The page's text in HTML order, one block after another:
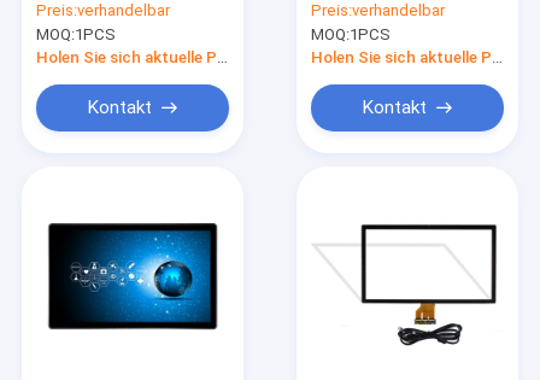
kapazitiver 3.3V
Touch Screen
Monitor
Preis:verhandelbar
MOQ:1PCS
Kontakt
PCAP projektierte
kapazitiven Touch
Screen Monitor
Preis:verhandelbar
MOQ:1PCS
Kontakt